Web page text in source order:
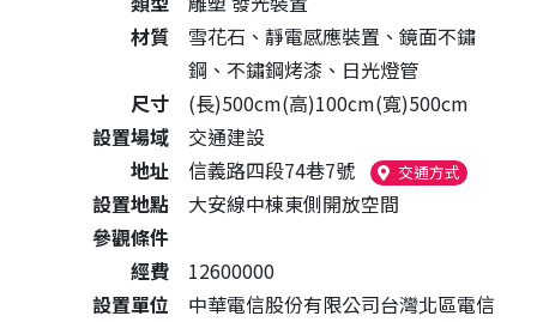
材質
雪花石、靜電感應裝置、鏡面不鏽
鋼、不鏽鋼烤漆、日光燈管
尺寸
(長)500cm(高)100cm(寬)500cm
設置場域
交通建設
地址
信義路四段74巷7號 交通方式（另開新
設置地點
大安線中棟東側開放空間
參觀條件
經費
12600000
設置單位
中華電信股份有限公司台灣北區電信